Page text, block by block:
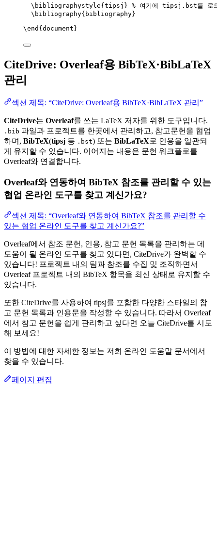
\bibliographystyle{tipsj} % 여기에 tipsj.bst를 로
\bibliography{bibliography}
\end { document }
CiteDrive: Overleaf용 BibTeX·BibLaTeX
관리
섹션 제목: “CiteDrive: Overleaf용 BibTeX·BibLaTeX 관리”
CiteDrive는 Overleaf를 쓰는 LaTeX 저자를 위한 도구입니다.
.bib 파일과 프로젝트를 한곳에서 관리하고, 참고문헌을 협업
하며, BibTeX(tipsj 등 .bst) 또는 BibLaTeX로 인용을 일관되
게 유지할 수 있습니다. 이어지는 내용은 문헌 워크플로를
Overleaf와 연결합니다.
Overleaf와 연동하여 BibTeX 참조를 관리할 수 있는
협업 온라인 도구를 찾고 계신가요?
섹션 제목: “Overleaf와 연동하여 BibTeX 참조를 관리할 수
있는 협업 온라인 도구를 찾고 계신가요?”
Overleaf에서 참조 문헌, 인용, 참고 문헌 목록을 관리하는 데
도움이 될 온라인 도구를 찾고 있다면, CiteDrive가 완벽할 수
있습니다! 프로젝트 내의 팀과 참조를 수집 및 조직하면서
Overleaf 프로젝트 내의 BibTeX 항목을 최신 상태로 유지할 수
있습니다.
또한 CiteDrive를 사용하여 tipsj를 포함한 다양한 스타일의 참
고 문헌 목록과 인용문을 작성할 수 있습니다. 따라서 Overleaf
에서 참고 문헌을 쉽게 관리하고 싶다면 오늘 CiteDrive를 시도
해 보세요!
이 방법에 대한 자세한 정보는 저희 온라인 도움말 문서에서
찾을 수 있습니다.
페이지 편집